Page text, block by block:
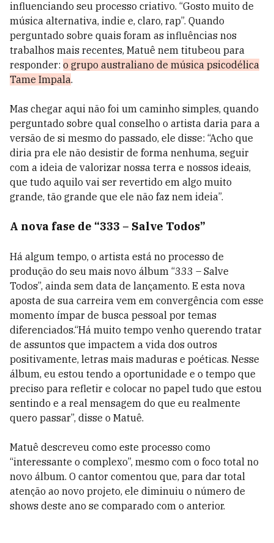
influenciando seu processo criativo. “Gosto muito de
música alternativa, indie e, claro, rap”. Quando
perguntado sobre quais foram as influências nos
trabalhos mais recentes, Matuê nem titubeou para
responder: o grupo australiano de música psicodélica
Tame Impala.
Mas chegar aqui não foi um caminho simples, quando
perguntado sobre qual conselho o artista daria para a
versão de si mesmo do passado, ele disse: “Acho que
diria pra ele não desistir de forma nenhuma, seguir
com a ideia de valorizar nossa terra e nossos ideais,
que tudo aquilo vai ser revertido em algo muito
grande, tão grande que ele não faz nem ideia”.
A nova fase de “333 – Salve Todos”
Há algum tempo, o artista está no processo de
produção do seu mais novo álbum “333 – Salve
Todos”, ainda sem data de lançamento. E esta nova
aposta de sua carreira vem em convergência com esse
momento ímpar de busca pessoal por temas
diferenciados.“Há muito tempo venho querendo tratar
de assuntos que impactem a vida dos outros
positivamente, letras mais maduras e poéticas. Nesse
álbum, eu estou tendo a oportunidade e o tempo que
preciso para refletir e colocar no papel tudo que estou
sentindo e a real mensagem do que eu realmente
quero passar”, disse o Matuê.
Matuê descreveu como este processo como
“interessante o complexo”, mesmo com o foco total no
novo álbum. O cantor comentou que, para dar total
atenção ao novo projeto, ele diminuiu o número de
shows deste ano se comparado com o anterior.